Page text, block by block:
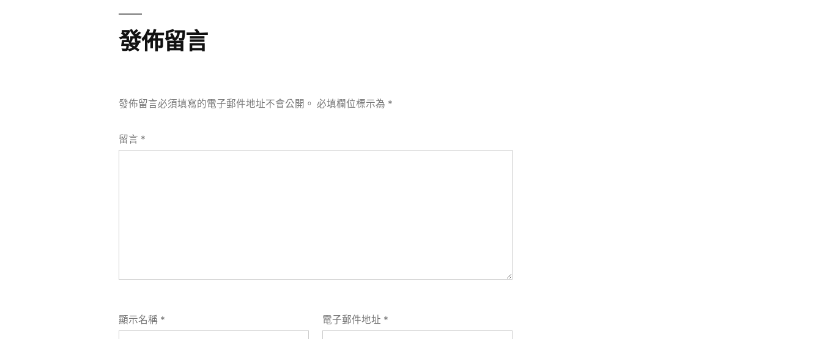
發佈留言
發佈留言必須填寫的電子郵件地址不會公開。 必填欄位標示為 *
留言 *
顯示名稱 * 電子郵件地址 *